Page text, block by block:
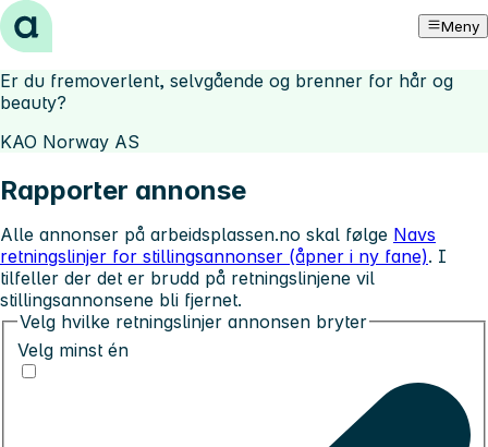
Hopp til innhold Meny
Er du fremoverlent, selvgående og brenner for hår og
beauty?
KAO Norway AS
Rapporter annonse
Alle annonser på arbeidsplassen.no skal følge Navs
retningslinjer for stillingsannonser (åpner i ny fane). I
tilfeller der det er brudd på retningslinjene vil
stillingsannonsene bli fjernet.
Velg hvilke retningslinjer annonsen bryter
Velg minst én